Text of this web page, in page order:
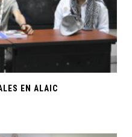
EN ALAIC